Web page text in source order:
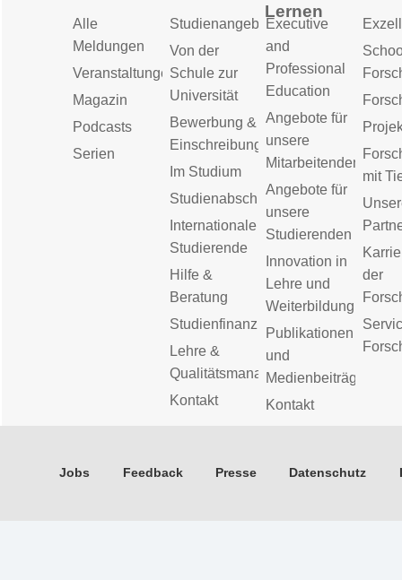
Alle
Meldungen
Veranstaltungen
Magazin
Podcasts
Serien
Studienangebot
Von der
Schule zur
Universität
Bewerbung &
Einschreibung
Im Studium
Studienabschluss
Internationale
Studierende
Hilfe &
Beratung
Studienfinanzierung
Lehre &
Qualitätsmanagement
Kontakt
Lernen
Executive
and
Professional
Education
Angebote für
unsere
Mitarbeitenden
Angebote für
unsere
Studierenden
Innovation in
Lehre und
Weiterbildung
Publikationen
und
Medienbeiträge
Kontakt
mit
der
Jobs Feedback Presse Datenschutz